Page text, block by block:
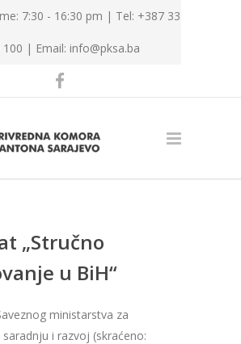
7:30 - 16:30 pm | Tel: +387 33
100 | Email: info@pksa.ba
„Stručno
u BiH“
ministarstva za
i razvoj (skraćeno: